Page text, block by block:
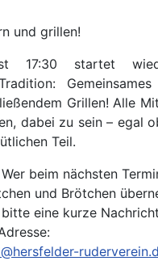
und grillen!
17:30 startet
Grillen! Alle
dabei zu sein – egal
Teil.
beim nächsten
und Brötchen
eine kurze